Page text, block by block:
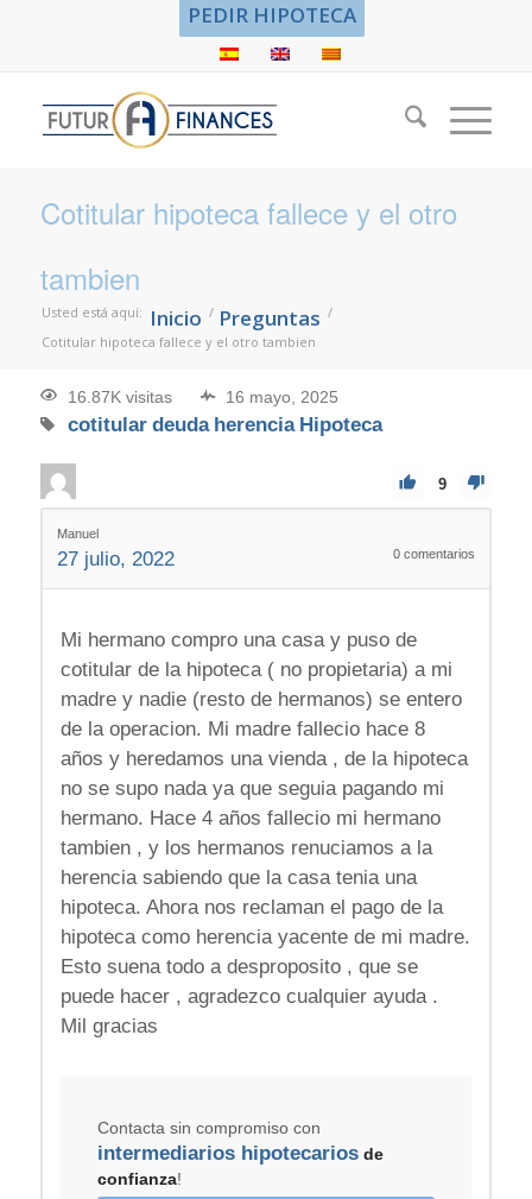
PEDIR HIPOTECA
Cotitular hipoteca fallece y el otro
tambien
Usted está aquí: Inicio / Preguntas /
Cotitular hipoteca fallece y el otro tambien
16.87K visitas 16 mayo, 2025
cotitular deuda herencia Hipoteca
9
Manuel
27 julio, 2022 0 comentarios
Mi hermano compro una casa y puso de
cotitular de la hipoteca ( no propietaria) a mi
madre y nadie (resto de hermanos) se entero
de la operacion. Mi madre fallecio hace 8
años y heredamos una vienda , de la hipoteca
no se supo nada ya que seguia pagando mi
hermano. Hace 4 años fallecio mi hermano
tambien , y los hermanos renuciamos a la
herencia sabiendo que la casa tenia una
hipoteca. Ahora nos reclaman el pago de la
hipoteca como herencia yacente de mi madre.
Esto suena todo a desproposito , que se
puede hacer , agradezco cualquier ayuda .
Mil gracias
Contacta sin compromiso con
intermediarios hipotecariosde
confianza!